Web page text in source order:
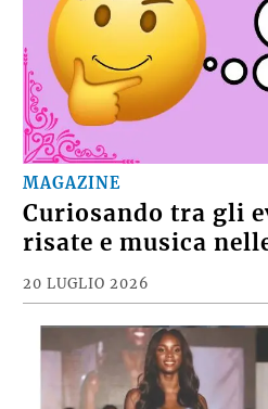
MAGAZINE
Curiosando tra gli
risate e musica
20 LUGLIO 2026